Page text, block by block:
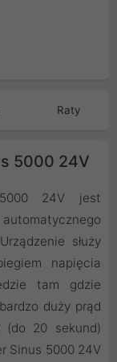
Raty
5000 24V
24V jest
służy
napięcia
tam gdzie
duży prąd
(do 20 sekund)
Sinus 5000 24V